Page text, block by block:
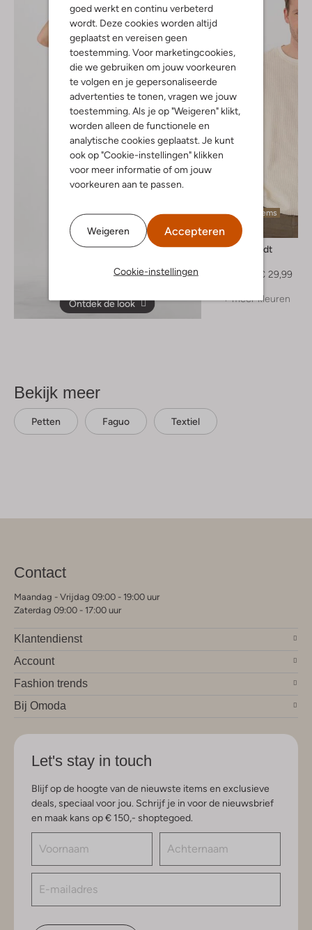
goed werkt en continu verbeterd
wordt. Deze cookies worden altijd
geplaatst en vereisen geen
toestemming. Voor marketingcookies,
die we gebruiken om jouw voorkeuren
te volgen en je gepersonaliseerde
advertenties te tonen, vragen we jouw
toestemming. Als je op "Weigeren" klikt,
worden alleen de functionele en
analytische cookies geplaatst. Je kunt
ook op "Cookie-instellingen" klikken
voor meer informatie of om jouw
voorkeuren aan te passen.
Weigeren Accepteren
Cookie-instellingen
Ontdek de look
Laatste items
-50%
Anerkjendt
€ 29,99
+ meer kleuren
Bekijk meer
Petten Faguo Textiel
Contact
Maandag - Vrijdag 09:00 - 19:00 uur
Zaterdag 09:00 - 17:00 uur
Klantendienst
Account
Fashion trends
Bij Omoda
Let's stay in touch
Blijf op de hoogte van de nieuwste items en exclusieve
deals, speciaal voor jou. Schrijf je in voor de nieuwsbrief
en maak kans op € 150,- shoptegoed.